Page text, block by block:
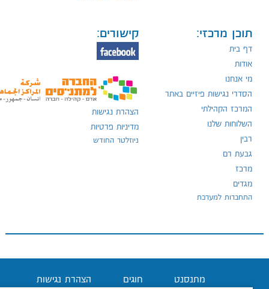
תוכן מרכזי:
דף בית
אודות
מי אנחנו
הסדרי נגישות פיזיים באתר
המרכז הקהילתי
השלוחות שלנו
גבעת רם
מרכז
מגדים
התחברות למערכת
קישורים:
הצהרת נגישות
מדיניות פרטיות
ניוזלטר החודש
מתנסנט חוגים הצהרת נגישות